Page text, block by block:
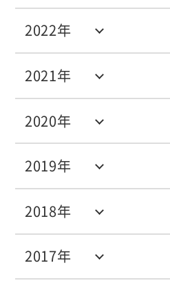
2017年
2018年
2019年
2020年
2021年
2022年